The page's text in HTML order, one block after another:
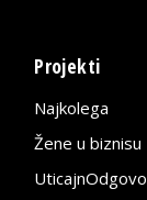
Projekti
Najkolega
Žene u biznisu